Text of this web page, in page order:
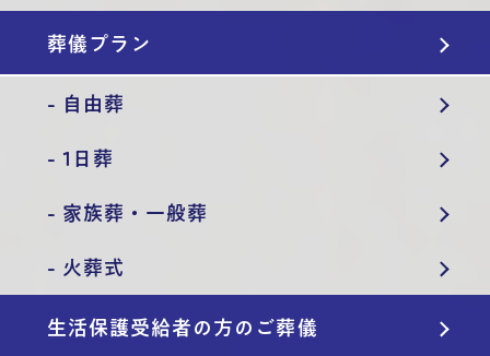
葬儀プラン
- 自由葬
- 1日葬
- 家族葬・一般葬
- 火葬式
生活保護受給者の方のご葬儀